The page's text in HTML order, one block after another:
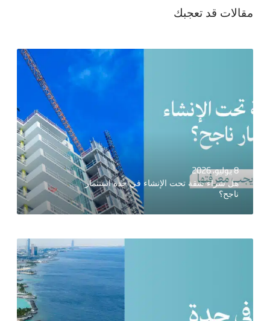
مقالات قد تعجبك
8 يوليو، 2026
هل شراء شقة تحت الإنشاء في جدة استثمار
ناجح؟